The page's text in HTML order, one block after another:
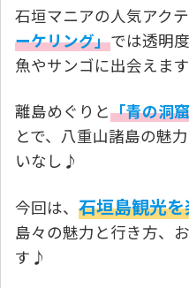
石垣マニアの人気アク
ーケリング」では透明
魚やサンゴに出会えます
離島めぐりと「青の洞
とで、八重山諸島の魅
いなし♪
今回は、 石垣島観光
島々の魅力と行き方、
す♪